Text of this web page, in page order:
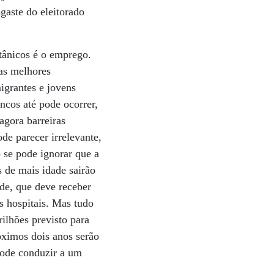
do eleitorado
é o emprego.
melhores
e jovens
até pode ocorrer,
barreiras
parecer irrelevante,
pode ignorar que a
mais idade sairão
que deve receber
hospitais. Mas tudo
previsto para
dois anos serão
conduzir a um